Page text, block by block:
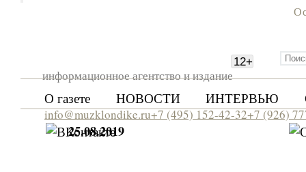
информационное агентство и издание
12+
О газете НОВОСТИ ИНТЕРВЬЮ
info@muzklondike.ru+7 (495) 152-42-32+7 (926)
25.08.2019